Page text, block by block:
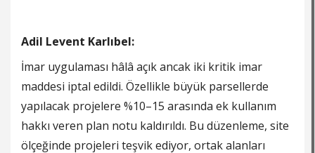
Adil Levent Karlıbel:
İmar uygulaması hâlâ açık ancak iki kritik imar
maddesi iptal edildi. Özellikle büyük parsellerde
yapılacak projelere %10–15 arasında ek kullanım
hakkı veren plan notu kaldırıldı. Bu düzenleme, site
ölçeğinde projeleri teşvik ediyor, ortak alanları